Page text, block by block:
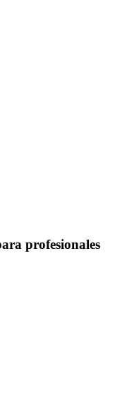
profesionales